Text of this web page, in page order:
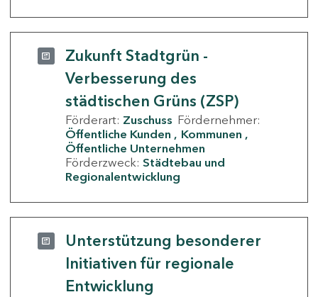
Zukunft Stadtgrün -
Verbesserung des
städtischen Grüns (ZSP)
Förderart: Zuschuss Fördernehmer:
Öffentliche Kunden
Kommunen
Öffentliche Unternehmen
Förderzweck: Städtebau und
Regionalentwicklung
Unterstützung besonderer
Initiativen für regionale
Entwicklung